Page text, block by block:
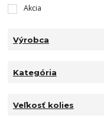
Akcia
Výrobca
Kategória
Veľkosť kolies